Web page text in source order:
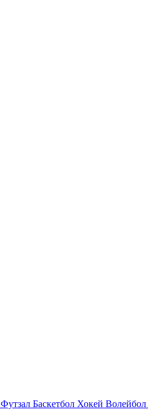
Футзал Баскетбол Хокей Волейбол